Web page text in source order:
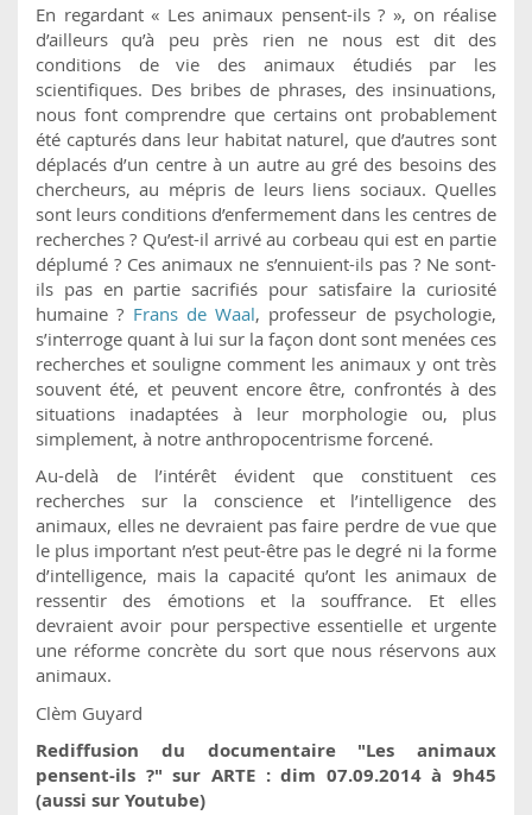
En regardant « Les animaux pensent-ils ? », on réalise
d’ailleurs qu’à peu près rien ne nous est dit des
conditions de vie des animaux étudiés par les
scientifiques. Des bribes de phrases, des insinuations,
nous font comprendre que certains ont probablement
été capturés dans leur habitat naturel, que d’autres sont
déplacés d’un centre à un autre au gré des besoins des
chercheurs, au mépris de leurs liens sociaux. Quelles
sont leurs conditions d’enfermement dans les centres de
recherches ? Qu’est-il arrivé au corbeau qui est en partie
déplumé ? Ces animaux ne s’ennuient-ils pas ? Ne sont-
ils pas en partie sacrifiés pour satisfaire la curiosité
humaine ? Frans de Waal, professeur de psychologie,
s’interroge quant à lui sur la façon dont sont menées ces
recherches et souligne comment les animaux y ont très
souvent été, et peuvent encore être, confrontés à des
situations inadaptées à leur morphologie ou, plus
simplement, à notre anthropocentrisme forcené.
Au-delà de l’intérêt évident que constituent ces
recherches sur la conscience et l’intelligence des
animaux, elles ne devraient pas faire perdre de vue que
le plus important n’est peut-être pas le degré ni la forme
d’intelligence, mais la capacité qu’ont les animaux de
ressentir des émotions et la souffrance. Et elles
devraient avoir pour perspective essentielle et urgente
une réforme concrète du sort que nous réservons aux
animaux.
Clèm Guyard
Rediffusion du documentaire "Les animaux
pensent-ils ?" sur ARTE : dim 07.09.2014 à 9h45
(aussi sur Youtube)